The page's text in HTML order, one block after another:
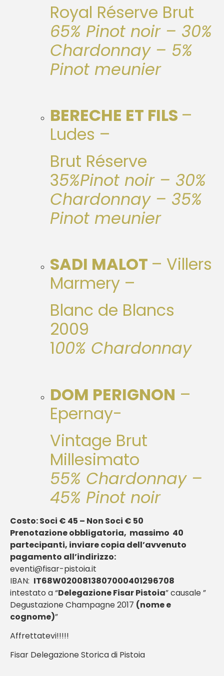
Royal Réserve Brut
65% Pinot noir – 30%
Chardonnay – 5%
Pinot meunier
BERECHE ET FILS –
Ludes –
Brut Réserve
35%Pinot noir – 30%
Chardonnay – 35%
Pinot meunier
SADI MALOT – Villers
Marmery –
Blanc de Blancs
2009
100% Chardonnay
DOM PERIGNON –
Epernay-
Vintage Brut
Millesimato
55% Chardonnay –
45% Pinot noir
Costo: Soci € 45 – Non Soci € 50
Prenotazione obbligatoria, massimo 40
partecipanti, inviare copia dell’avvenuto
pagamento all’indirizzo:
eventi@fisar-pistoia.it
IBAN: IT68W0200813807000401296708
intestato a “Delegazione Fisar Pistoia” causale ”
Degustazione Champagne 2017 (nome e
cognome)”
Affrettatevi!!!!!
Fisar Delegazione Storica di Pistoia